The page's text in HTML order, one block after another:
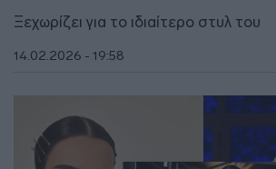
Ξεχωρίζει για το ιδιαίτερο στυλ του
14.02.2026 - 19:58